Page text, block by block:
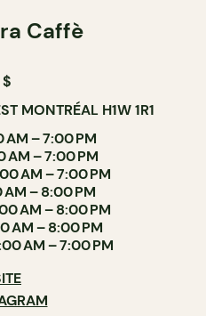
Caffè
$
MONTRÉAL H1W 1R1
AM – 7:00 PM
AM – 7:00 PM
AM – 7:00 PM
AM – 8:00 PM
AM – 8:00 PM
AM – 8:00 PM
AM – 7:00 PM